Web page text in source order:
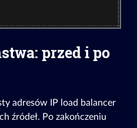
przed i po
adresów IP load balancer
źródeł. Po zakończeniu